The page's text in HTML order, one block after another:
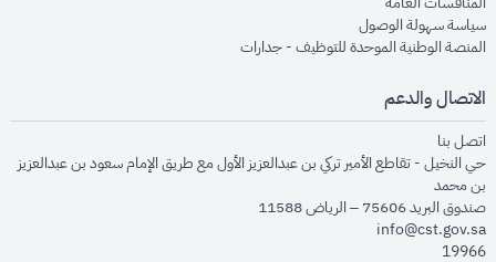
سياسة سهولة الوصولopens in new window
المنصة الوطنية الموحدة للتوظيف - جداراتopens in new window
الاتصال والدعم
اتصل بنا
حي النخيل - تقاطع الأمير تركي بن عبدالعزيز الأول مع طريق الإمام سعود بن عبدالعزيز
بن محمد
صندوق البريد 75606 – الرياض 11588
info@cst.gov.sa
19966